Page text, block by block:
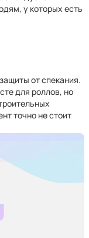
у которых есть
от спекания.
для роллов, но
точно не стоит